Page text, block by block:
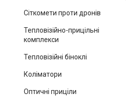
Сіткомети проти дронів
Тепловізійно-прицільні
комплекси
Тепловізійні біноклі
Коліматори
Оптичні приціли